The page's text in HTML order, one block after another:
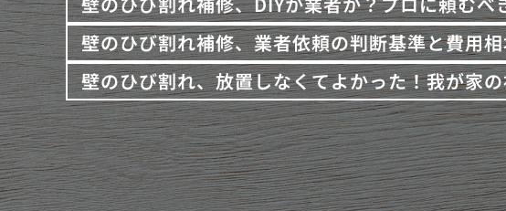
壁のひび割れ補修、業者依頼の判断基準と費用
壁のひび割れ、放置しなくてよかった！我が家